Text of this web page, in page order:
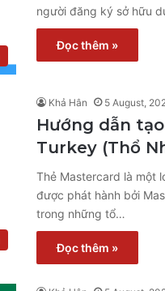
người đăng ký sở hữu
Đọc thêm »
Khả Hân 5 August,
Hướng dẫn
Turkey (Thổ
Thẻ Mastercard là một
được phát hành bởi
trong những tổ…
Đọc thêm »